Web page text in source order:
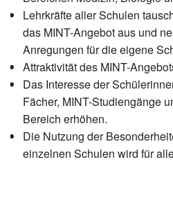
Lehrkräfte aller Schulen
das MINT-Angebot aus und
Anregungen für die eigene
Attraktivität des MINT-
Das Interesse der
Fächer, MINT-Studiengänge
Bereich erhöhen.
Die Nutzung der
einzelnen Schulen wird für